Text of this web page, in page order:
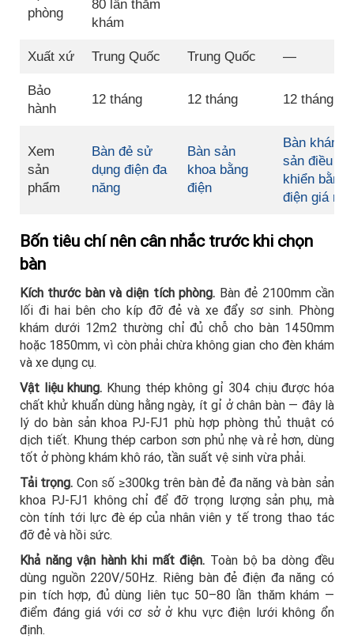
phòng
80 lần thăm
khám
Xuất xứ Trung Quốc Trung Quốc —
Bảo
hành
12 tháng 12 tháng 12 tháng
Xem
sản
phẩm
Bàn đẻ sử
dụng điện đa
năng
Bàn sản
khoa bằng
điện
Bàn khám
sản điều
khiển bằng
điện giá rẻ
Bốn tiêu chí nên cân nhắc trước khi chọn
bàn
Kích thước bàn và diện tích phòng. Bàn đẻ 2100mm cần
lối đi hai bên cho kíp đỡ đẻ và xe đẩy sơ sinh. Phòng
khám dưới 12m2 thường chỉ đủ chỗ cho bàn 1450mm
hoặc 1850mm, vì còn phải chừa không gian cho đèn khám
và xe dụng cụ.
Vật liệu khung. Khung thép không gỉ 304 chịu được hóa
chất khử khuẩn dùng hằng ngày, ít gỉ ở chân bàn — đây là
lý do bàn sản khoa PJ-FJ1 phù hợp phòng thủ thuật có
dịch tiết. Khung thép carbon sơn phủ nhẹ và rẻ hơn, dùng
tốt ở phòng khám khô ráo, tần suất vệ sinh vừa phải.
Tải trọng. Con số ≥300kg trên bàn đẻ đa năng và bàn sản
khoa PJ-FJ1 không chỉ để đỡ trọng lượng sản phụ, mà
còn tính tới lực đè ép của nhân viên y tế trong thao tác
đỡ đẻ và hồi sức.
Khả năng vận hành khi mất điện. Toàn bộ ba dòng đều
dùng nguồn 220V/50Hz. Riêng bàn đẻ điện đa năng có
pin tích hợp, đủ dùng liên tục 50–80 lần thăm khám —
điểm đáng giá với cơ sở ở khu vực điện lưới không ổn
định.